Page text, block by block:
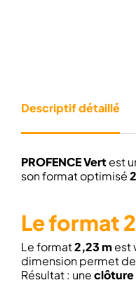
Descriptif détaillé
PROFENCE Vertest
son format optimisé
Le format
Le format2,23 mest
dimension permet
Résultat : uneclôture